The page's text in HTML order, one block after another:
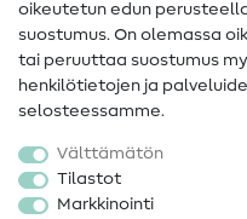
Peruutusoikeus
Suosittu
Kankaat
Ompelutarvikkeet
oikeutetun edun
suostumus. On olemassa
tai peruuttaa suostumus
henkilötietojen ja
selosteessamme.
Välttämätön
Tilastot
Markkinointi